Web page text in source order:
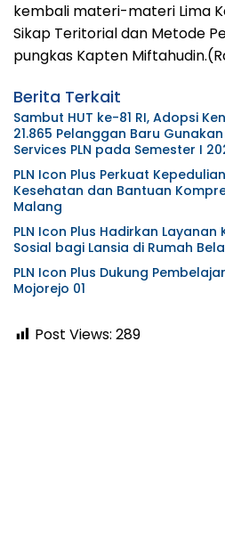
kembali materi-materi Lima
Sikap Teritorial dan Metode
pungkas Kapten
Berita Terkait
Sambut HUT ke-81 RI, Adopsi
21.865 Pelanggan Baru
Services PLN pada Semester I
PLN Icon Plus Perkuat
Kesehatan dan Bantuan
Malang
PLN Icon Plus Hadirkan
Sosial bagi Lansia di Rumah
PLN Icon Plus Dukung
Mojorejo 01
Post Views: 289